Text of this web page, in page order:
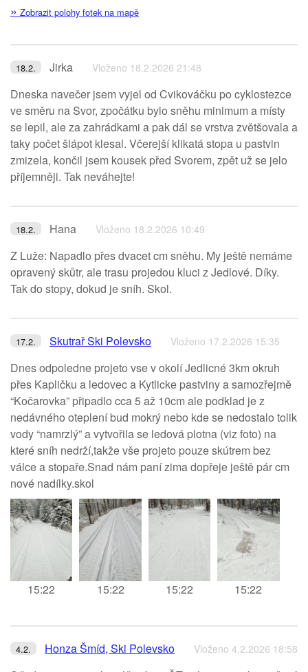
» Zobrazit polohy fotek na mapě
18.2. Jirka Vloženo 18.2.2026 21:48
Dneska navečer jsem vyjel od Cvikováčku po cyklostezce
ve směru na Svor, zpočátku bylo sněhu minimum a místy
se lepil, ale za zahrádkami a pak dál se vrstva zvětšovala a
taky počet šlápot klesal. Včerejší klikatá stopa u pastvin
zmizela, končil jsem kousek před Svorem, zpět už se jelo
příjemněji. Tak neváhejte!
18.2. Hana Vloženo 18.2.2026 10:49
Z Luže: Napadlo přes dvacet cm sněhu. My ještě nemáme
opravený skůtr, ale trasu projedou kluci z Jedlové. Díky.
Tak do stopy, dokud je sníh. Skol.
17.2. Skutrař Ski Polevsko Vloženo 17.2.2026 15:35
Dnes odpoledne projeto vse v okolí Jedlicné 3km okruh
přes Kapličku a ledovec a Kytlicke pastviny a samozřejmě
“Kočarovka” připadlo cca 5 až 10cm ale podklad je z
nedávného oteplení bud mokrý nebo kde se nedostalo tolik
vody “namrzlý” a vytvořila se ledová plotna (viz foto) na
které sníh nedrží,takže vše projeto pouze skútrem bez
válce a stopaře.Snad nám paní zima dopřeje ještě pár cm
nové nadílky.skol
15:22 15:22 15:22 15:22
4.2. Honza Šmíd, Ski Polevsko Vloženo 4.2.2026 18:58